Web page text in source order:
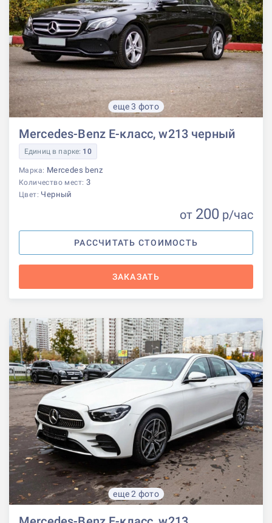
еще 3 фото
Mercedes-Benz E-класс, w213 черный
Единиц в парке: 10
Марка: Mercedes benz
Количество мест: 3
Цвет: Черный
от 200 р/час
РАССЧИТАТЬ СТОИМОСТЬ
ЗАКАЗАТЬ
еще 2 фото